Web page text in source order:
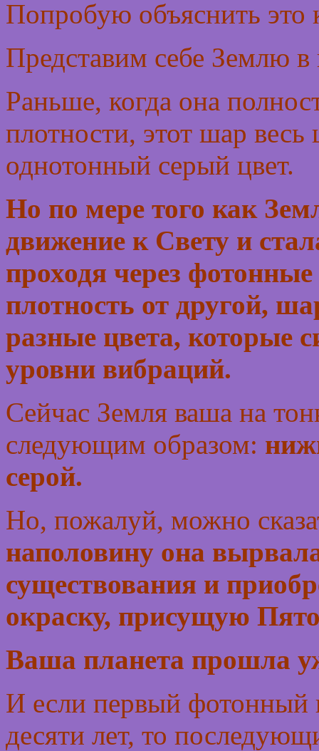
Попробую объяснить
Представим себе Землю
Раньше, когда она
плотности, этот шар
однотонный серый цвет.
Но по мере того как
движение к Свету и
проходя через
плотность от другой,
разные цвета, которые
уровни вибраций.
Сейчас Земля ваша на
следующим образом:
серой.
Но, пожалуй, можно
наполовину она
существования и
окраску, присущую
Ваша планета прошла
И если первый фотонный
десяти лет, то